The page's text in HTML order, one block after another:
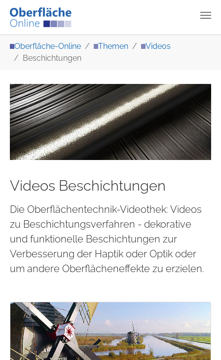
Oberfläche-Online Themen
Videos
Beschichtungen
Videos Beschichtungen
Die Oberflächentechnik-Videothek: Videos
zu Beschichtungsverfahren - dekorative
und funktionelle Beschichtungen zur
Verbesserung der Haptik oder Optik oder
um andere Oberflächeneffekte zu erzielen.